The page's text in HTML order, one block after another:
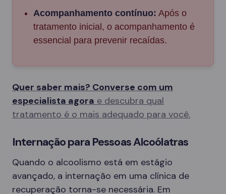
Acompanhamento contínuo: Após o
tratamento inicial, o acompanhamento é
essencial para prevenir recaídas.
Quer saber mais? Converse com um
especialista agora e descubra qual
tratamento é o mais adequado para você.
Internação para Pessoas Alcoólatras
Quando o alcoolismo está em estágio
avançado, a internação em uma clínica de
recuperação torna-se necessária. Em